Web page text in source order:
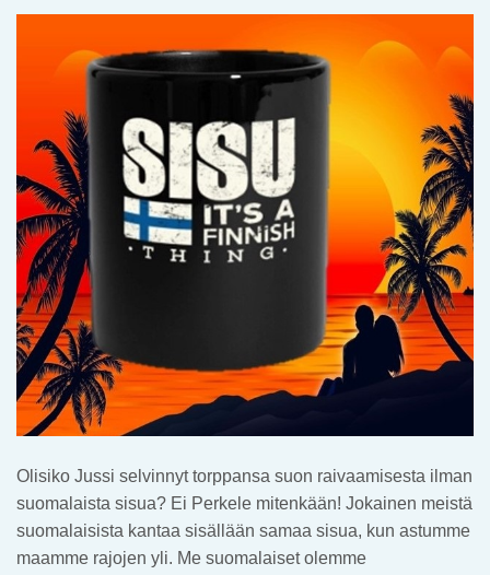
Olisiko Jussi selvinnyt torppansa suon raivaamisesta ilman
suomalaista sisua? Ei Perkele mitenkään! Jokainen meistä
suomalaisista kantaa sisällään samaa sisua, kun astumme
maamme rajojen yli. Me suomalaiset olemme